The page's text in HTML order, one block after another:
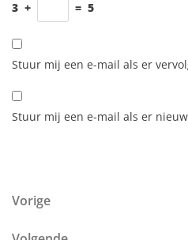
3 + = 5
Stuur mij een e-mail als er
Stuur mij een e-mail als er
Vorig bericht
Vorige